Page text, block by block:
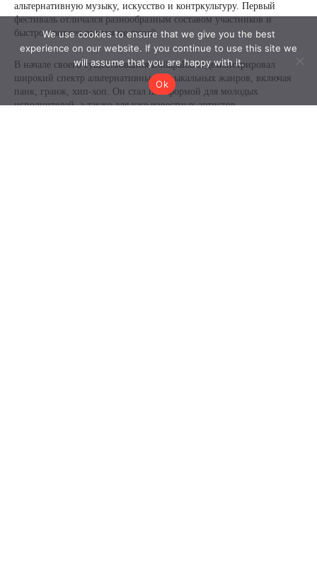
We use cookies to ensure that we give you the best
experience on our website. If you continue to use this site we
will assume that you are happy with it.
Ok